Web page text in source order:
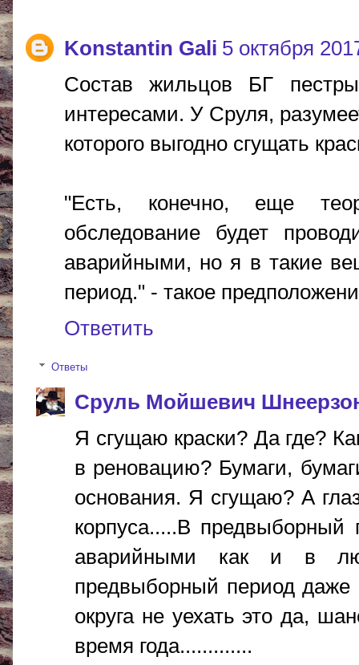
Konstantin Gali 5 октября
Состав жильцов БГ
интересами. У Сруля,
которого выгодно сгущать
"Есть, конечно, еще
обследование будет
аварийными, но я в такие
период." - такое
Ответить
Ответы
Сруль Мойшевич
Я сгущаю краски? Да где?
в реновацию? Бумаги,
основания. Я сгущаю? А
корпуса.....В предвыборный
аварийными как и в
предвыборный период даже
округа не уехать это да,
время года.............